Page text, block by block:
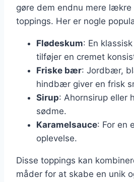
gøre dem endnu mere lækre
toppings. Her er nogle
Flødeskum: En
tilføjer en cremet
Friske bær: Jordbær,
hindbær giver en frisk
Sirup: Ahornsirup eller
sødme.
Karamelsauce: For en
oplevelse.
Disse toppings kan
måder for at skabe en unik